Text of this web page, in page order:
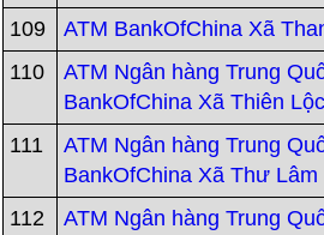
109 ATM BankOfChina Xã
110
ATM Ngân hàng Trung
BankOfChina Xã Thiên Lộc
111
ATM Ngân hàng Trung
BankOfChina Xã Thư Lâm
112
ATM Ngân hàng Trung